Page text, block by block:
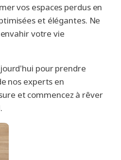
vos espaces perdus en
et élégantes. Ne
votre vie
pour prendre
nos experts en
et commencez à rêver